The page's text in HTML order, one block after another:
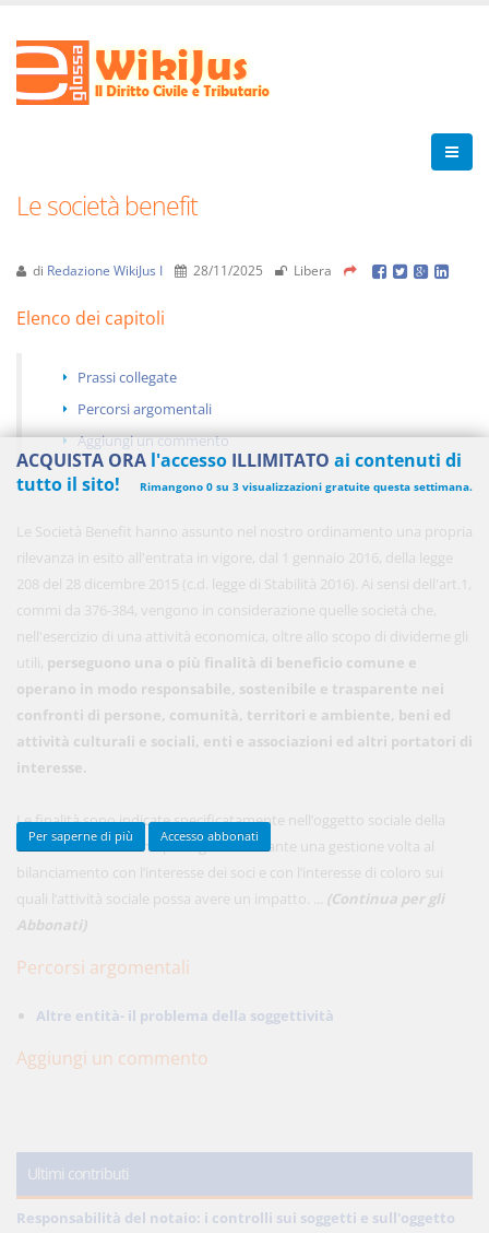
Le società benefit
di Redazione WikiJus I 28/11/2025 Libera
Elenco dei capitoli
Prassi collegate
Percorsi argomentali
Aggiungi un commento
Le Società Benefit hanno assunto nel nostro ordinamento una propria
rilevanza in esito all'entrata in vigore, dal 1 gennaio 2016, della legge
208 del 28 dicembre 2015 (c.d. legge di Stabilità 2016). Ai sensi dell'art.1,
commi da 376-384, vengono in considerazione quelle società che,
nell'esercizio di una attività economica, oltre allo scopo di dividerne gli
utili, perseguono una o più finalità di beneficio comune e
operano in modo responsabile, sostenibile e trasparente nei
confronti di persone, comunità, territori e ambiente, beni ed
attività culturali e sociali, enti e associazioni ed altri portatori di
interesse.
Le finalità sono indicate specificatamente nell’oggetto sociale della
società benefit e sono perseguite mediante una gestione volta al
bilanciamento con l’interesse dei soci e con l’interesse di coloro sui
quali l’attività sociale possa avere un impatto. ... (Continua per gli
Abbonati)
Percorsi argomentali
Altre entità- il problema della soggettività
Aggiungi un commento
Ultimi contributi
Responsabilità del notaio: i controlli sui soggetti e sull'oggetto
ACQUISTA ORA l'accesso ILLIMITATO ai contenuti di
tutto il sito!
Rimangono 0 su 3 visualizzazioni gratuite questa settimana.
450,00 € ANNUALI
anziché 570.00€ ,risparmi il 21%!
Acquista ora
48,00 €
Per saperne di più Accesso abbonati